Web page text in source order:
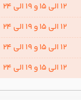
12 الی 15 و 19 الی 24
12 الی 15 و 19 الی 24
12 الی 15 و 19 الی 24
12 الی 15 و 19 الی 24